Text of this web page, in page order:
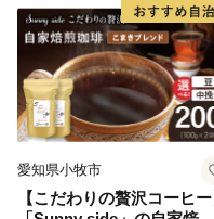
劣化を防いだ「雪中米
す。また、契約農家が
トを使ったトマトジュ
めの特産品ですので、
愛知県小牧市
【こだわりの贅沢コーヒー